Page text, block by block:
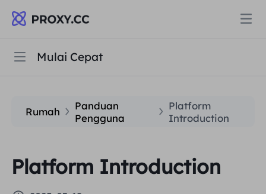
Proksi
Proksi Perumahan
Proksi Perumahan Statis
Harga
Proksi Perumahan $0.8/GB
Data for AI
Mulai Cepat
Mulai Cepat
Pertanyaan Umum
Panduan Pengguna
Rumah
Panduan
Pengguna
Platform
Introduction
Platform Introduction